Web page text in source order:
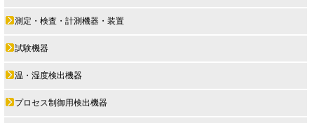
測定・検査・計測機器・装置
試験機器
温・湿度検出機器
プロセス制御用検出機器